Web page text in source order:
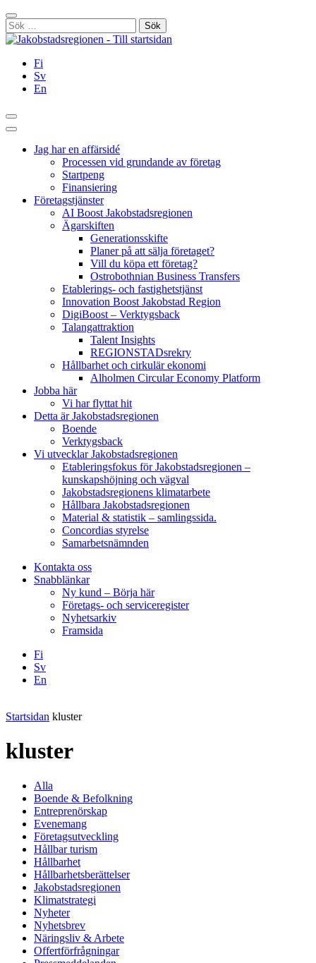
Hoppa
till
innehållet
Stäng
Sök
efter:
Fi
Sv
En
Sök
Huvudmeny
Jag har en affärsidé
Processen vid grundande av företag
Startpeng
Finansiering
Företagstjänster
AI Boost Jakobstadsregionen
Ägarskiften
Generationsskifte
Planer på att sälja företaget?
Vill du köpa ett företag?
Ostrobothnian Business Transfers
Etablerings- och fastighetstjänst
Innovation Boost Jakobstad Region
DigiBoost – Verktygsback
Talangattraktion
Talent Insights
REGIONSTADsrekry
Hållbarhet och cirkulär ekonomi
Alholmen Circular Economy Platform
Jobba här
Vi har flyttat hit
Detta är Jakobstadsregionen
Boende
Verktygsback
Vi utvecklar Jakobstadsregionen
Etableringsfokus för Jakobstadsregionen –
kunskapshöjning och vägval
Jakobstadsregionens klimatarbete
Hållbara Jakobstadsregionen
Material & statistik – samlingssida.
Concordias styrelse
Samarbetsnämnden
Kontakta oss
Snabblänkar
Ny kund – Börja här
Företags- och serviceregister
Nyhetsarkiv
Framsida
Fi
Sv
En
Startsidan kluster
kluster
Alla
Boende & Befolkning
Entreprenörskap
Evenemang
Företagsutveckling
Hållbar turism
Hållbarhet
Hållbarhetsberättelser
Jakobstadsregionen
Klimatstrategi
Nyheter
Nyhetsbrev
Näringsliv & Arbete
Offertförfrågningar